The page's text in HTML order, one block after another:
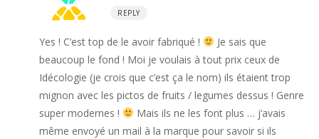
REPLY
Yes ! C’est top de le avoir fabriqué !
Je sais que
beaucoup le fond ! Moi je voulais à tout prix ceux de
Idécologie (je crois que c’est ça le nom) ils étaient trop
mignon avec les pictos de fruits / legumes dessus ! Genre
super modernes !
Mais ils ne les font plus … j’avais
même envoyé un mail à la marque pour savoir si ils